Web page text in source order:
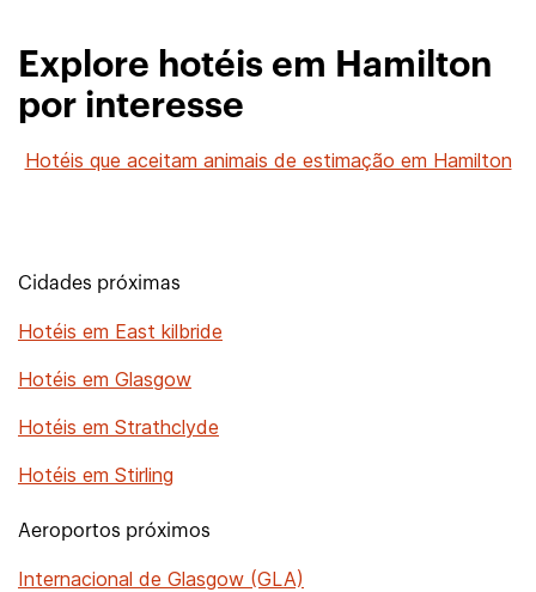
Explore hotéis em Hamilton
por interesse
Hotéis que aceitam animais de estimação em Hamilton
Cidades próximas
Hotéis em East kilbride
Hotéis em Glasgow
Hotéis em Strathclyde
Hotéis em Stirling
Aeroportos próximos
Internacional de Glasgow (GLA)